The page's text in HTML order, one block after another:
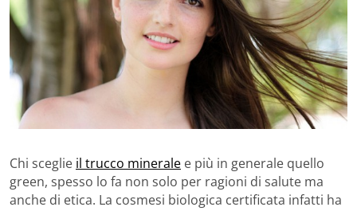
Chi sceglie il trucco minerale e più in generale quello
green, spesso lo fa non solo per ragioni di salute ma
anche di etica. La cosmesi biologica certificata infatti ha